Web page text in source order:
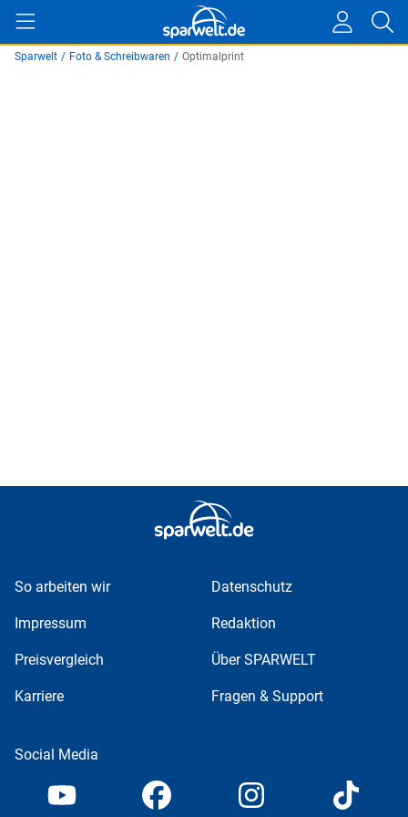
Sparwelt / Foto & Schreibwaren / Optimalprint
So arbeiten wir Datenschutz
Impressum Redaktion
Preisvergleich Über SPARWELT
Karriere Fragen & Support
Social Media